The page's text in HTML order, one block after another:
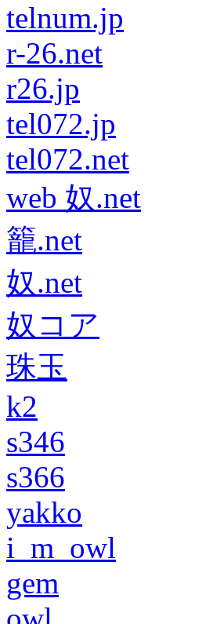
telnum.jp
r-26.net
r26.jp
tel072.jp
tel072.net
web 奴.net
籠.net
奴.net
奴コア
珠玉
k2
s346
s366
yakko
i_m_owl
gem